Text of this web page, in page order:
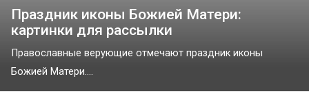
Праздник иконы Божией Матери:
картинки для рассылки
Православные верующие отмечают праздник иконы
Божией Матери....